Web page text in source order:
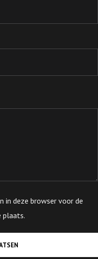
in deze browser voor de
plaats.